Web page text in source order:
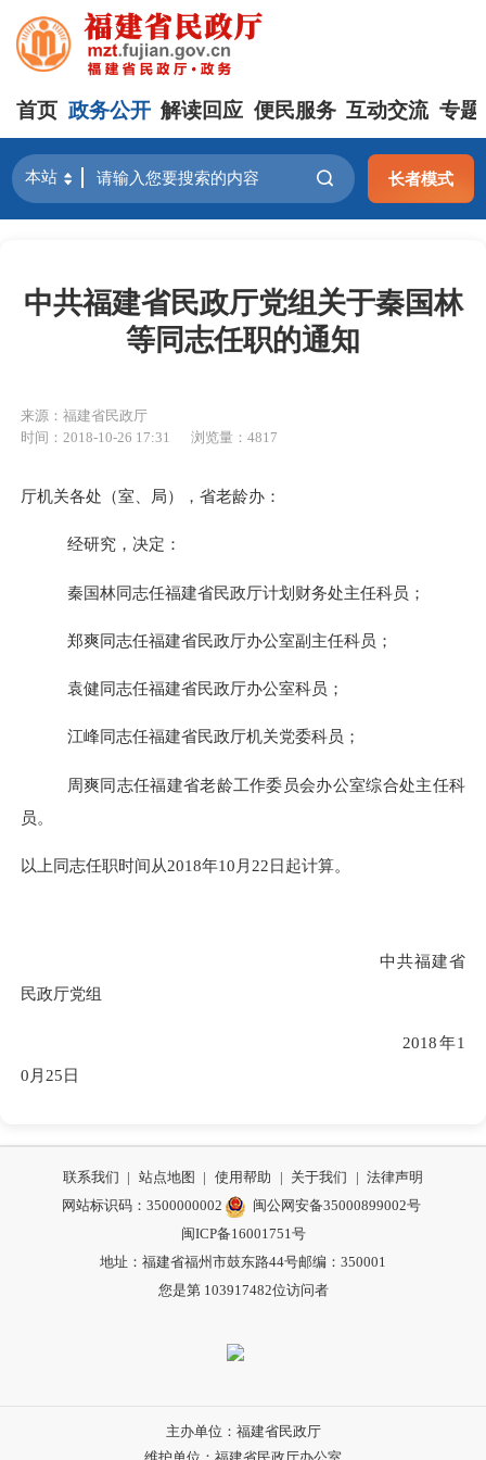
首页 政务公开 解读回应 便民服务 互动交流 专题
长者模式
中共福建省民政厅党组关于秦国林
等同志任职的通知
来源：福建省民政厅
时间：2018-10-26 17:31
浏览量：4817
厅机关各处（室、局），省老龄办：
经研究，决定：
秦国林同志任福建省民政厅计划财务处主任科员；
郑爽同志任福建省民政厅办公室副主任科员；
袁健同志任福建省民政厅办公室科员；
江峰同志任福建省民政厅机关党委科员；
周爽同志任福建省老龄工作委员会办公室综合处主任科
员。
以上同志任职时间从2018年10月22日起计算。
中共福建省
民政厅党组
2018年1
0月 25日
联系我们 | 站点地图 | 使用帮助 | 关于我们 | 法律声明
网站标识码：3500000002
闽公网安备35000899002号
闽ICP备16001751号
地址：福建省福州市鼓东路44号邮编：350001
您是第 103917482位访问者
主办单位：福建省民政厅